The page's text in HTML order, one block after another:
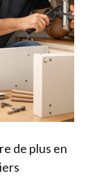
de plus en